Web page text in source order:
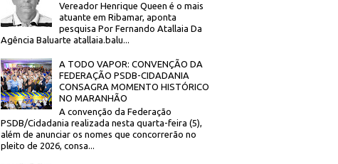
Vereador Henrique Queen é o mais
atuante em Ribamar, aponta
pesquisa Por Fernando Atallaia Da
Agência Baluarte atallaia.balu...
A TODO VAPOR: CONVENÇÃO DA
FEDERAÇÃO PSDB-CIDADANIA
CONSAGRA MOMENTO HISTÓRICO
NO MARANHÃO
A convenção da Federação
PSDB/Cidadania realizada nesta quarta-feira (5),
além de anunciar os nomes que concorrerão no
pleito de 2026, consa...